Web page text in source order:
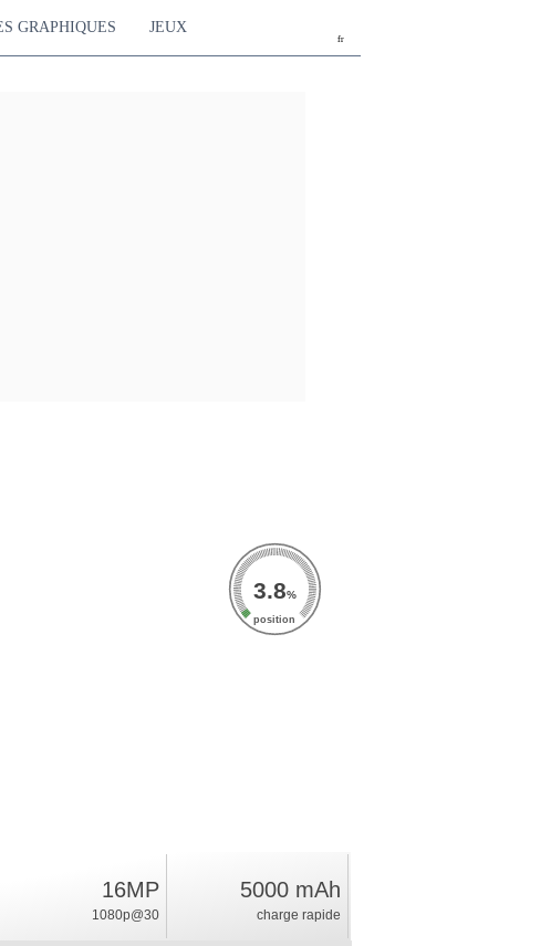
fr
GRAPHIQUES JEUX
3.8%
position
16MP
1080p@30
5000 mAh
charge rapide